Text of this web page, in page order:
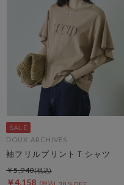
DOUX ARCHIVES
袖フリルプリントＴシャツ
￥4,158
￥5,940